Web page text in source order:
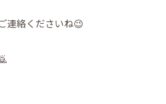
連絡くださいね😉